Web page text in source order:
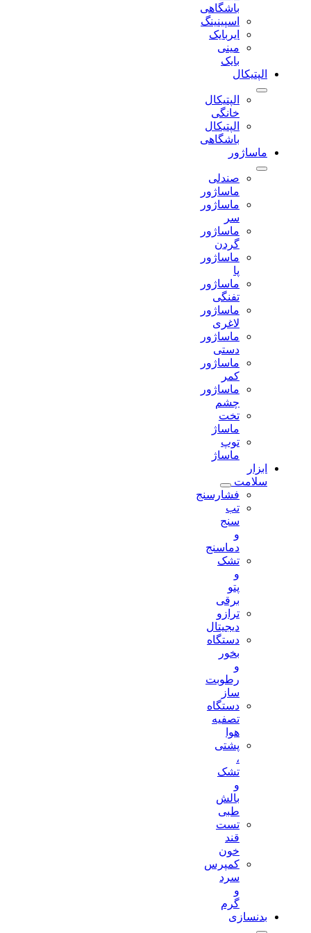
باشگاهی
اسپینینگ
ایربایک
مینی
الپتیکال
الپتیکال
خانگی
الپتیکال
باشگاهی
ماساژور
صندلی
ماساژور
ماساژور
ماساژور
ماساژور
ماساژور
تفنگی
ماساژور
لاغری
ماساژور
دستی
ماساژور
ماساژور
تخت
ماساژ
توپ
ماساژ
ابزار
سلامت
فشارسنج
دماسنج
تشک
ترازو
دیجیتال
دستگاه
رطوبت
دستگاه
تصفیه
پشتی
تست
کمپرس
بدنسازی